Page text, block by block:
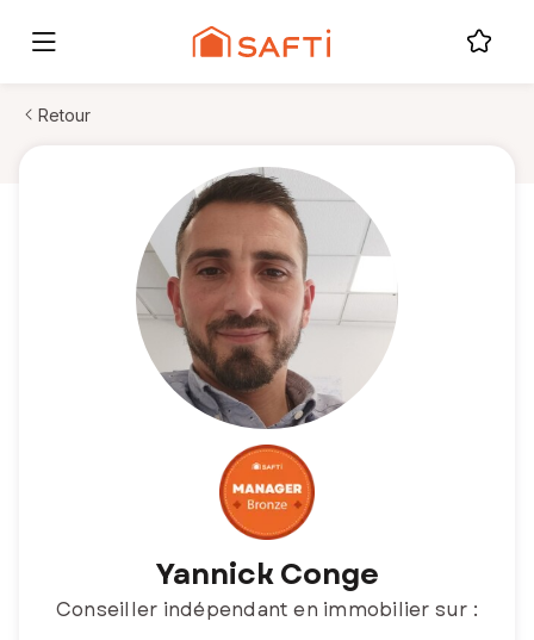
Retour
Yannick Conge
Conseiller indépendant en immobilier sur :